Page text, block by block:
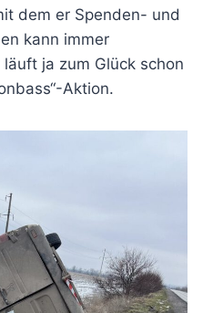
dem er Spenden- und
kann immer
ja zum Glück schon
Aktion.